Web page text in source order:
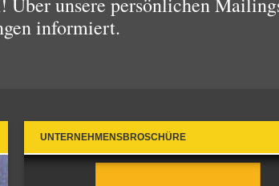
informiert.
UNTERNEHMENSBROSCHÜRE